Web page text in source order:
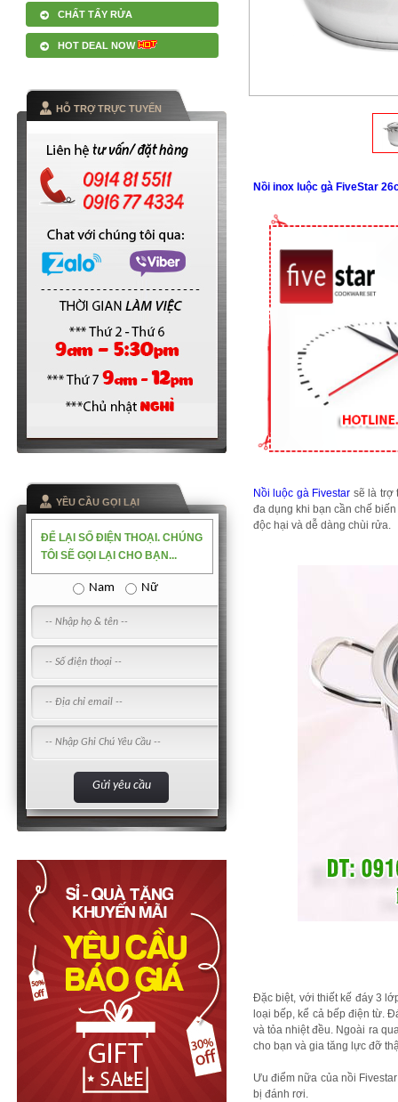
CHẤT TẨY RỬA
HOT DEAL NOW
HỖ TRỢ TRỰC TUYẾN
YỀU CẦU GỌI LẠI
ĐỂ LẠI SỐ ĐIỆN THOẠI. CHÚNG
TÔI SẼ GỌI LẠI CHO BẠN...
Nam Nữ
Nồi inox luộc gà FiveStar
Nồi luộc gà Fivestar sẽ là trợ
đa dụng khi bạn cần chế
độc hại và dễ dàng chùi rửa.
Đặc biệt, với thiết kế đáy 3
loại bếp, kể cả bếp điện từ.
và tỏa nhiệt đều. Ngoài ra
cho bạn và gia tăng lực đỡ
Ưu điểm nữa của nồi
bị đánh rơi.